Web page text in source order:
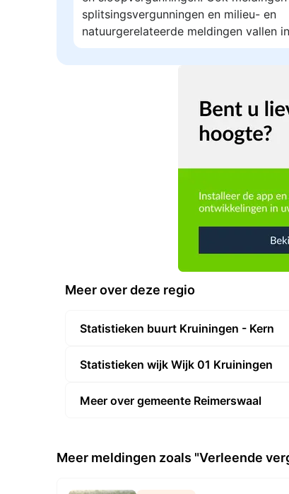
splitsingsvergunningen en milieu- en
natuurgerelateerde meldingen vallen
Meer over deze regio
Statistieken buurt Kruiningen - Kern
Statistieken wijk Wijk 01 Kruiningen
Meer over gemeente Reimerswaal
Meer meldingen zoals "Verleende